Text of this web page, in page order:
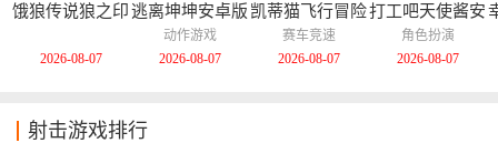
饿狼传说狼之印
2026-08-07
逃离坤坤安卓版
动作游戏
2026-08-07
凯蒂猫飞行冒险
中文版
赛车竞速
2026-08-07
打工吧天使酱安
卓版
角色扮演
2026-08-07
射击游戏排行